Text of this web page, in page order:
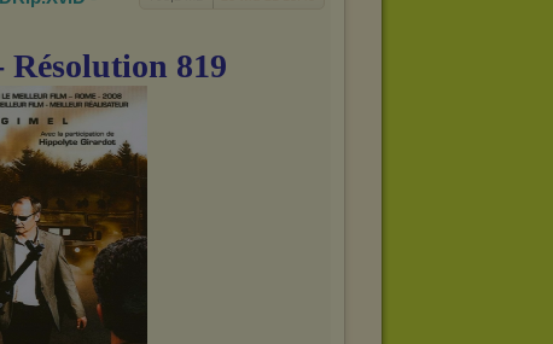
Résolution 819